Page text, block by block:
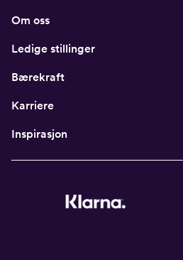
Om oss
Ledige stillinger
Bærekraft
Karriere
Inspirasjon